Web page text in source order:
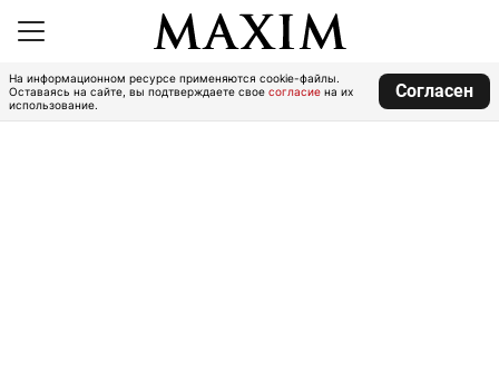
На информационном ресурсе применяются cookie-файлы.
Оставаясь на сайте, вы подтверждаете свое согласие на их
использование.
Согласен